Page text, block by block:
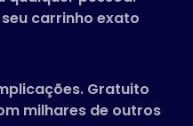
carrinho exato
Gratuito
milhares de outros